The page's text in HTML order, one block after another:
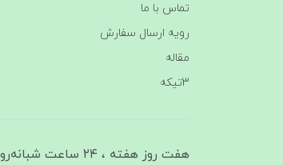
تماس با ما
رویه ارسال سفارش
مقاله
3تیکه
هفت روز هفته ، ۲۴ ساعت شبانه‌روز پاسخگوی شما هستیم